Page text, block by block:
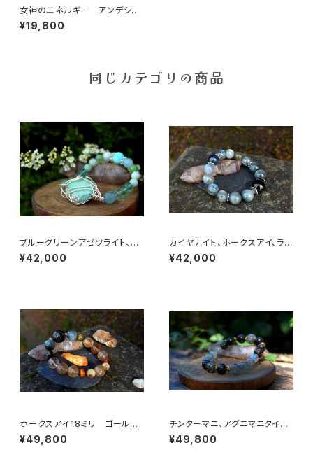
女神のエネルギー アンデシン
ブレスレット
¥19,800
同じカテゴリの商品
ブルーグリーンアゼツライト、ヘ
ミモルファイト、アマゾナイト
女性性、地球の愛と慈悲、心の
¥42,000
カイヤナイト、ホークスアイ、ラブ
ラドライト 鋭い直感力、決断力、
洞察力を磨き上げる
¥42,000
ホークスアイ18ミリ ゴールデ
ンコパールチル シトリン タイ
ガーズアイ 決断力、直感力、金
¥49,800
チンターマニ、アグニマニタイト、
プレセリ、アストロフィライト
魂の使命、心の望み、目標、啓
¥49,800